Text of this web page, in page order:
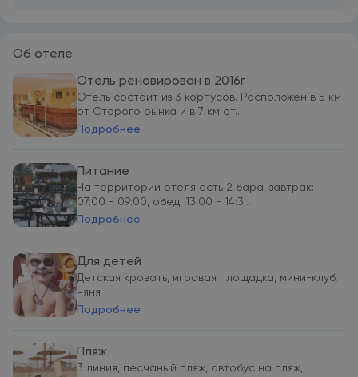
Об отеле
Отель реновирован в 2016г
Отель состоит из 3 корпусов. Расположен в 5 км
от Старого рынка и в 7 км от...
Подробнее
Питание
На территории отеля есть 2 бара, завтрак:
07:00 - 09:00, обед: 13:00 - 14:3...
Подробнее
Для детей
Детская кровать, игровая площадка, мини-клуб,
няня
Подробнее
Пляж
3 линия, песчаный пляж, автобус на пляж,